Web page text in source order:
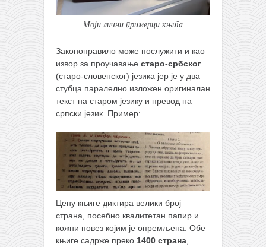
Моји лични примерци књига
Законоправило може послужити и као
извор за проучавање старо-србског
(старо-словенског) језика јер је у два
стубца паралелно изложен оригиналан
текст на старом језику и превод на
српски језик. Пример:
Цену књиге диктира велики број
страна, посебно квалитетан папир и
кожни повез којим је опремљена. Обе
књиге садрже преко 1400 страна